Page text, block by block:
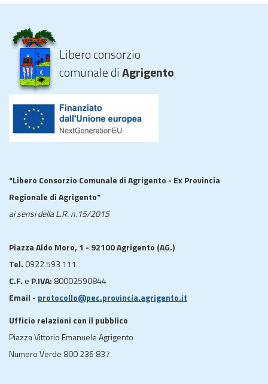
Libero consorzio
comunale diAgrigento
"Libero Consorzio Comunale di Agrigento - Ex Provincia
Regionale di Agrigento"
ai sensi della L.R. n.15/2015
Piazza Aldo Moro, 1 - 92100 Agrigento (AG.)
Tel. 0922 593 111
C.F. e P.IVA: 80002590844
Email - protocollo@pec.provincia.agrigento.it
Ufficio relazioni con il pubblico
Piazza Vittorio Emanuele Agrigento
Numero Verde 800 236 837